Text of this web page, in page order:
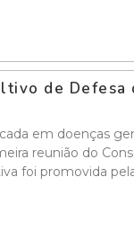
de Defesa
em doenças
reunião do
foi promovida